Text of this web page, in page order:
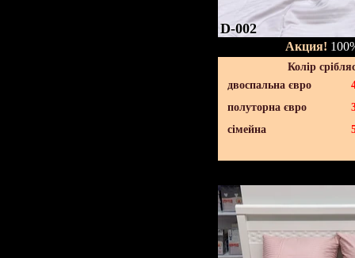
D-002
Акция!
Колір
двоспальна євро
полуторна євро
сімейна